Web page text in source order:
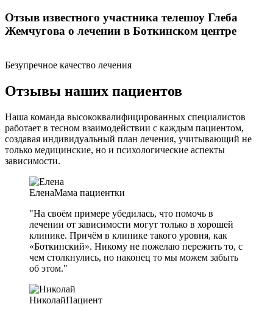
Отзыв известного участника телешоу Глеба
Жемчугова о лечении в Боткинском центре
Безупречное качество лечения
Отзывы наших пациентов
Наша команда высококвалифицированных специалистов
работает в тесном взаимодействии с каждым пациентом,
создавая индивидуальный план лечения, учитывающий не
только медицинские, но и психологические аспекты
зависимости.
ЕленаМама пациентки
"На своём примере убедилась, что помочь в
лечении от зависимости могут только в хорошей
клинике. Причём в клинике такого уровня, как
«Боткинский». Никому не пожелаю пережить то, с
чем столкнулись, но наконец то мы можем забыть
об этом."
НиколайПациент